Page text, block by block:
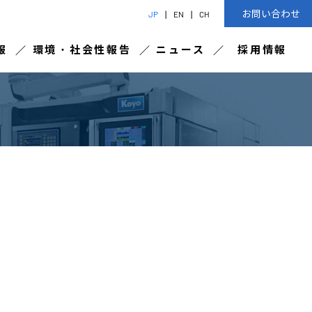
環境・社会性報告 ニュース 採用情報
JP EN CH お問い合わせ